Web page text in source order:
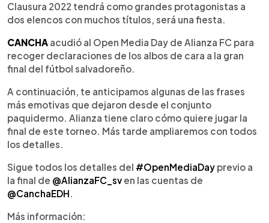
Clausura 2022 tendrá como grandes protagonistas a
dos elencos con muchos títulos, será una fiesta.
CANCHA acudió al Open Media Day de Alianza FC para
recoger declaraciones de los albos de cara a la gran
final del fútbol salvadoreño.
A continuación, te anticipamos algunas de las frases
más emotivas que dejaron desde el conjunto
paquidermo. Alianza tiene claro cómo quiere jugar la
final de este torneo. Más tarde ampliaremos con todos
los detalles.
Sigue todos los detalles del #OpenMediaDay previo a
la final de @AlianzaFC_sv en las cuentas de
@CanchaEDH.
Más información: